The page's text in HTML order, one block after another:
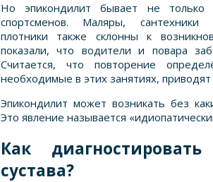
Но эпикондилит бывает не только
спортсменов. Маляры, сантехники
плотники также склонны к
показали, что водители и повара
Считается, что повторение
необходимые в этих занятиях, приводят
Эпикондилит может возникать без
Это явление называется
Как
сустава?